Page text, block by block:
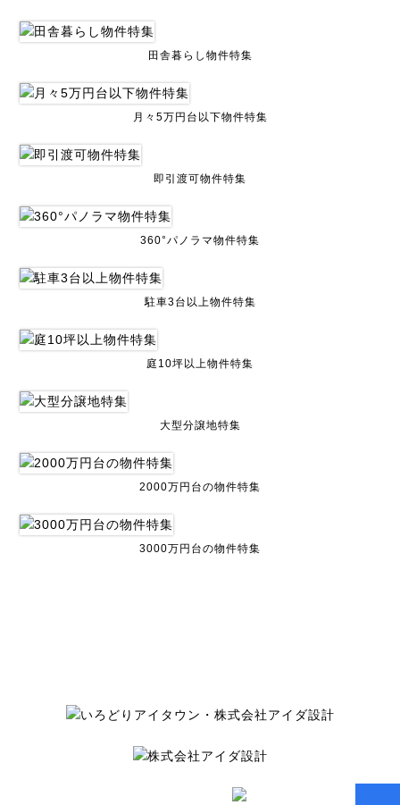
田舎暮らし物件特集
月々5万円台以下物件特集
即引渡可物件特集
360°パノラマ物件特集
駐車3台以上物件特集
庭10坪以上物件特集
大型分譲地特集
2000万円台の物件特集
3000万円台の物件特集